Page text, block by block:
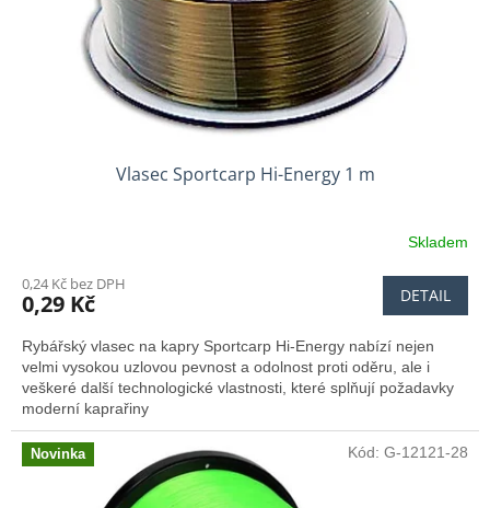
Vlasec Sportcarp Hi-Energy 1 m
Skladem
0,24 Kč bez DPH
0,29 Kč DETAIL
Rybářský vlasec na kapry Sportcarp Hi-Energy nabízí nejen
velmi vysokou uzlovou pevnost a odolnost proti oděru, ale i
veškeré další technologické vlastnosti, které splňují požadavky
moderní kaprařiny
Novinka Kód: G-12121-28